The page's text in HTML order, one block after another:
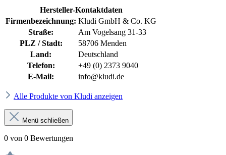
Hersteller-Kontaktdaten
Firmenbezeichnung: Kludi GmbH & Co. KG
Straße:
Am Vogelsang 31-33
PLZ / Stadt:
58706 Menden
Land:
Deutschland
Telefon:
+49 (0) 2373 9040
E-Mail:
info@kludi.de
Alle Produkte von Kludi anzeigen
Menü schließen
0 von 0 Bewertungen